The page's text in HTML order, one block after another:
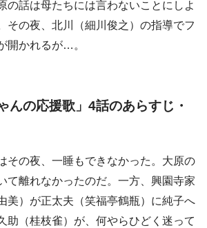
の話は母たちには言わないことにしよ
その夜、北川（細川俊之）の指導でフ
開かれるが…。
んの応援歌」4話のあらすじ・
その夜、一睡もできなかった。大原の
て離れなかったのだ。一方、興園寺家
美）が正太夫（笑福亭鶴瓶）に純子へ
助（桂枝雀）が、何やらひどく迷って